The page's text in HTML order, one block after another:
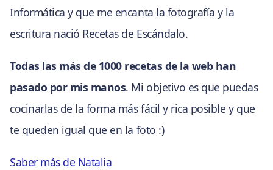
Informática y que me encanta la fotografía y la
escritura nació Recetas de Escándalo.
Todas las más de 1000 recetas de la web han
pasado por mis manos. Mi objetivo es que puedas
cocinarlas de la forma más fácil y rica posible y que
te queden igual que en la foto :)
Saber más de Natalia